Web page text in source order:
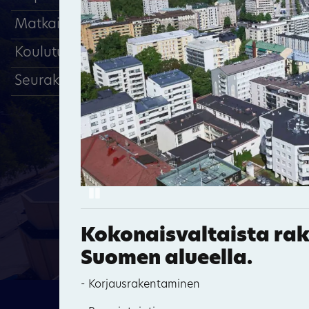
Matkailu, majoitus
Koulutuspalvelut
Seurakunnat
Pause
Kokonaisvaltaista
Suomen alueella.
- Korjausrakentaminen